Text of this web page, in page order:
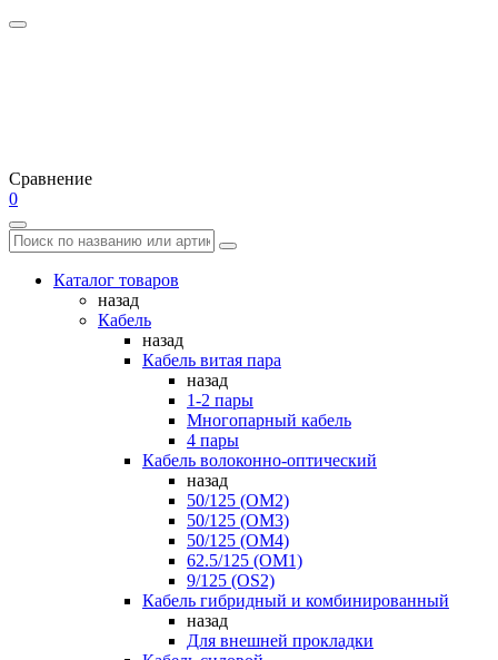
Сравнение
0
Каталог товаров
назад
Кабель
назад
Кабель витая пара
назад
1-2 пары
Многопарный кабель
4 пары
Кабель волоконно-оптический
назад
50/125 (OM2)
50/125 (OM3)
50/125 (OM4)
62.5/125 (OM1)
9/125 (OS2)
Кабель гибридный и комбинированный
назад
Для внешней прокладки